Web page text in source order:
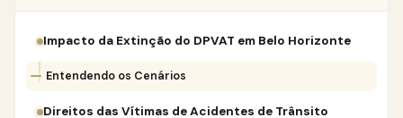
Impacto da Extinção do DPVAT em Belo Horizonte
Entendendo os Cenários
Direitos das Vítimas de Acidentes de Trânsito